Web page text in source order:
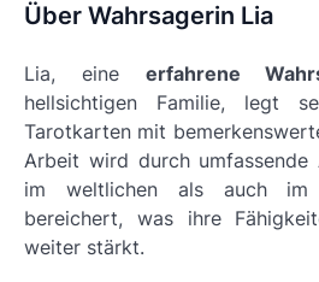
Über Wahrsagerin Lia
Lia, eine erfahrene
hellsichtigen Familie, legt
Tarotkarten mit
Arbeit wird durch umfassende
im weltlichen als auch im
bereichert, was ihre
weiter stärkt.